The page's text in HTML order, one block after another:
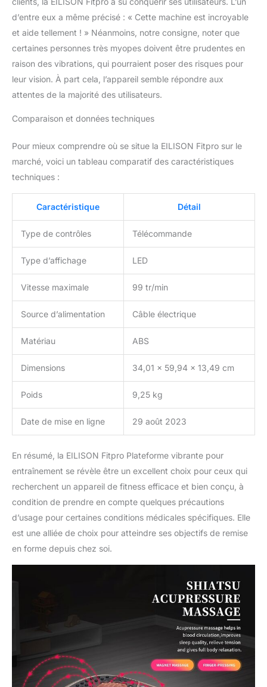
d’entre eux a même précisé : « Cette machine est incroyable
et aide tellement ! » Néanmoins, notre consigne, noter que
certaines personnes très myopes doivent être prudentes en
raison des vibrations, qui pourraient poser des risques pour
leur vision. À part cela, l’appareil semble répondre aux
attentes de la majorité des utilisateurs.
Comparaison et données techniques
Pour mieux comprendre où se situe la EILISON Fitpro sur le
marché, voici un tableau comparatif des caractéristiques
techniques :
Caractéristique Détail
Type de contrôles Télécommande
Type d’affichage LED
Vitesse maximale 99 tr/min
Source d’alimentation Câble électrique
Matériau ABS
Dimensions 34,01 x 59,94 x 13,49 cm
Poids 9,25 kg
Date de mise en ligne 29 août 2023
En résumé, la EILISON Fitpro Plateforme vibrante pour
entraînement se révèle être un excellent choix pour ceux qui
recherchent un appareil de fitness efficace et bien conçu, à
condition de prendre en compte quelques précautions
d’usage pour certaines conditions médicales spécifiques. Elle
est une alliée de choix pour atteindre ses objectifs de remise
en forme depuis chez soi.